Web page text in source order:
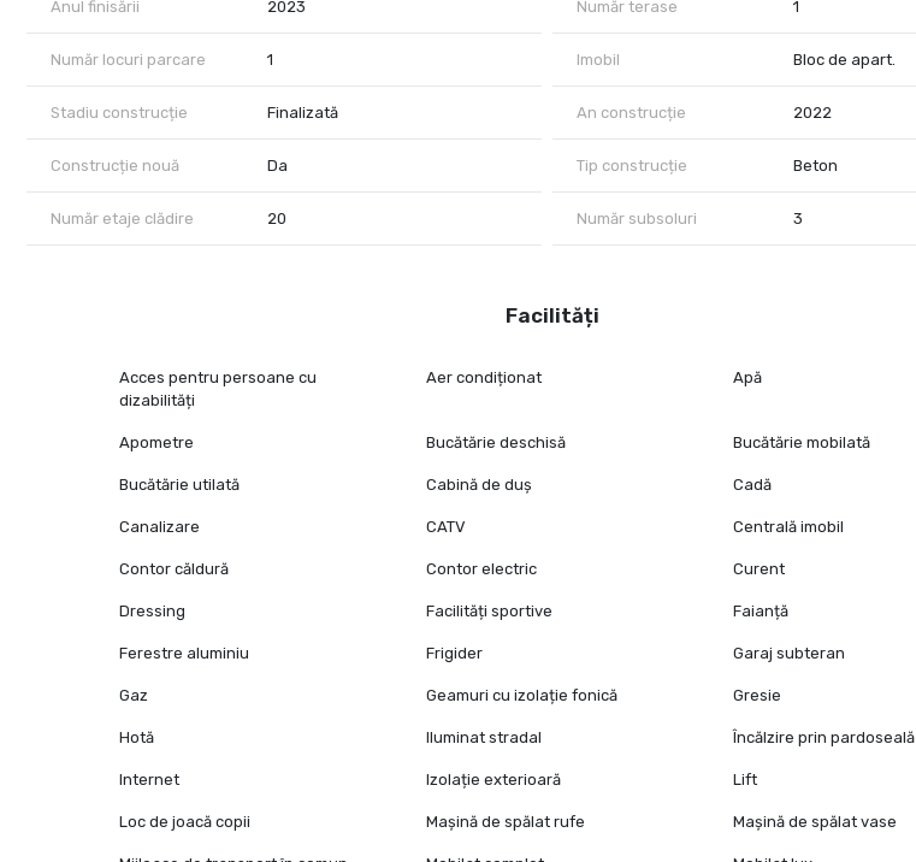
Anul finisării 2023 Număr terase 1
Număr locuri parcare 1 Imobil Bloc de apart.
Stadiu construcție Finalizată An construcție 2022
Construcție nouă Da Tip construcție Beton
Număr etaje clădire 20 Număr subsoluri 3
Facilități
Acces pentru persoane cu
dizabilități
Aer condiționat Apă
Apometre Bucătărie deschisă Bucătărie mobilată
Bucătărie utilată Cabină de duș Cadă
Canalizare CATV Centrală imobil
Contor căldură Contor electric Curent
Dressing Facilități sportive Faianță
Ferestre aluminiu Frigider Garaj subteran
Gaz Geamuri cu izolație fonică Gresie
Hotă Iluminat stradal Încălzire prin pardoseală
Internet Izolație exterioară Lift
Loc de joacă copii Mașină de spălat rufe Mașină de spălat vase